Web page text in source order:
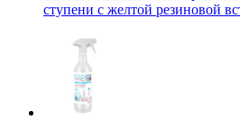
ступени с желтой резиновой